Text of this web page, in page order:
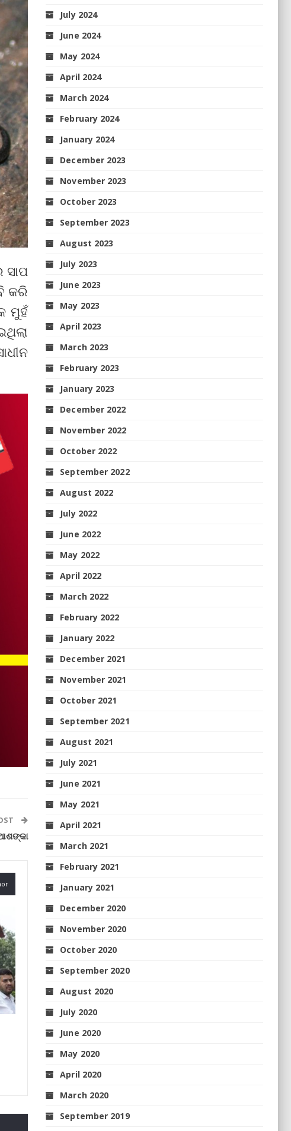
ସାପ
କରି
ମୁହଁ
July 2024
June 2024
May 2024
April 2024
March 2024
February 2024
January 2024
December 2023
November 2023
October 2023
September 2023
August 2023
July 2023
June 2023
May 2023
April 2023
March 2023
February 2023
January 2023
December 2022
November 2022
October 2022
September 2022
August 2022
July 2022
June 2022
May 2022
April 2022
March 2022
February 2022
January 2022
December 2021
November 2021
October 2021
September 2021
August 2021
July 2021
June 2021
May 2021
April 2021
March 2021
February 2021
January 2021
December 2020
November 2020
October 2020
September 2020
August 2020
July 2020
June 2020
May 2020
April 2020
March 2020
September 2019